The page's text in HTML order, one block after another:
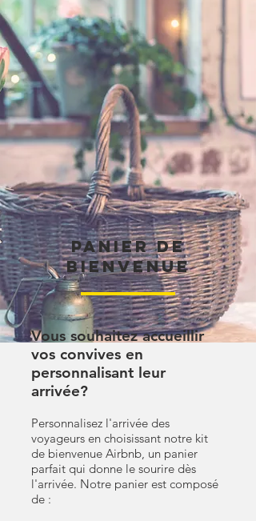
Panier de
bienvenue
Vous souhaitez accueillir
vos convives en
personnalisant leur
arrivée?
Personnalisez l'arrivée des
voyageurs en choisissant notre kit
de bienvenue Airbnb, un panier
parfait qui donne le sourire dès
l'arrivée. Notre panier est composé
de :